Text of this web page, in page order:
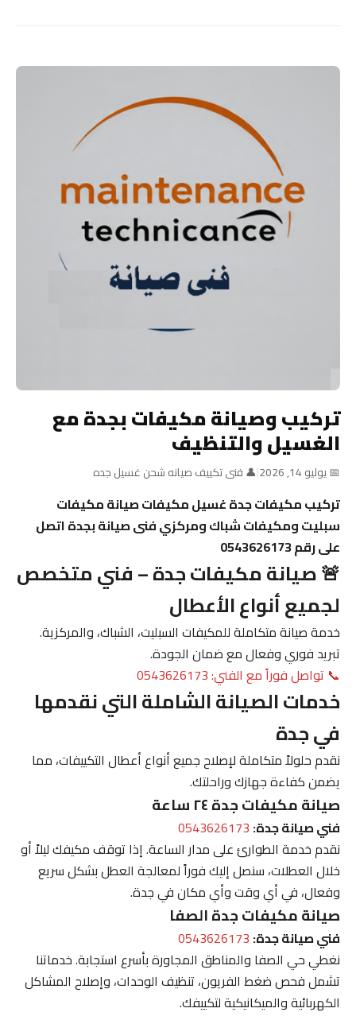
تركيب وصيانة مكيفات بجدة مع
الغسيل والتنظيف
📅 يوليو 14, 2026 |👤 فنى تكييف صيانه شحن غسيل جده
تركيب مكيفات جدة غسيل مكيفات صيانة مكيفات
سبليت ومكيفات شباك ومركزي فنى صيانة بجدة اتصل
على رقم 0543626173
🚨 صيانة مكيفات جدة – فني متخصص
لجميع أنواع الأعطال
خدمة صيانة متكاملة للمكيفات السبليت، الشباك، والمركزية.
تبريد فوري وفعال مع ضمان الجودة.
📞 تواصل فوراً مع الفني: 0543626173
خدمات الصيانة الشاملة التي نقدمها
في جدة
نقدم حلولاً متكاملة لإصلاح جميع أنواع أعطال التكييفات، مما
يضمن كفاءة جهازك وراحلتك.
صيانة مكيفات جدة ٢٤ ساعة
فني صيانة جدة: 0543626173
نقدم خدمة الطوارئ على مدار الساعة. إذا توقف مكيفك ليلاً أو
خلال العطلات، سنصل إليك فوراً لمعالجة العطل بشكل سريع
وفعال، في أي وقت وأي مكان في جدة.
صيانة مكيفات جدة الصفا
فني صيانة جدة: 0543626173
نغطي حي الصفا والمناطق المجاورة بأسرع استجابة. خدماتنا
تشمل فحص ضغط الفريون، تنظيف الوحدات، وإصلاح المشاكل
الكهربائية والميكانيكية لتكييفك.